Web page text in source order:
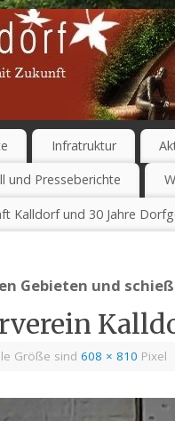
Infratruktur
und Presseberichte
Kalldorf und 30 Jahre
Gebieten und
Größe sind 608 × 810 Pixel